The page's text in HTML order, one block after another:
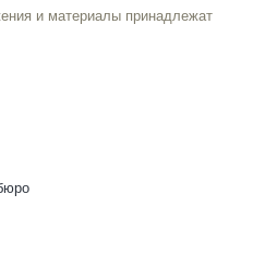
и материалы принадлежат